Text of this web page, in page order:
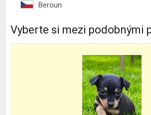
Beroun
Vyberte si mezi podobnými